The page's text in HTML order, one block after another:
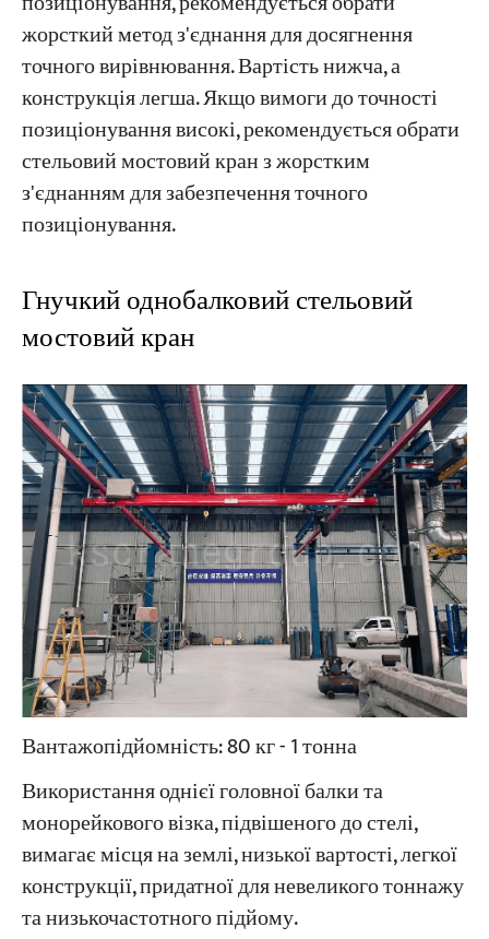
жорсткий метод з'єднання для досягнення
точного вирівнювання. Вартість нижча, а
конструкція легша. Якщо вимоги до точності
позиціонування високі, рекомендується обрати
стельовий мостовий кран з жорстким
з'єднанням для забезпечення точного
позиціонування.
Гнучкий однобалковий стельовий
мостовий кран
Вантажопідйомність: 80 кг - 1 тонна
Використання однієї головної балки та
монорейкового візка, підвішеного до стелі,
вимагає місця на землі, низької вартості, легкої
конструкції, придатної для невеликого тоннажу
та низькочастотного підйому.